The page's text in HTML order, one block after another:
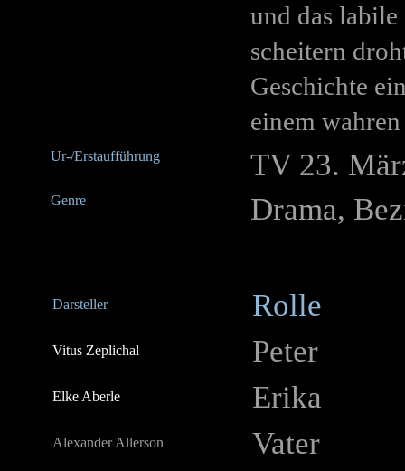
und das
scheitern
Geschichte
einem
Ur-/Erstaufführung TV 23.
Genre Drama,
Darsteller Rolle
Vitus Zeplichal Peter
Elke Aberle Erika
Alexander Allerson Vater